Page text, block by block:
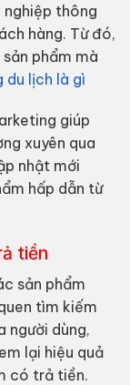
nghiệp thông
hàng. Từ đó,
phẩm mà
du lịch là gì
giúp
xuyên qua
nhật mới
hấp dẫn từ
tiền
sản phẩm
tìm kiếm
người dùng,
lại hiệu quả
có trả tiền.